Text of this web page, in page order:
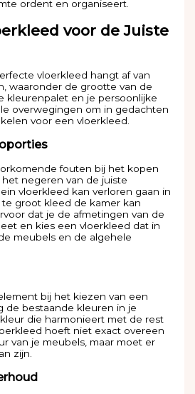
ordent en organiseert.
voor de Juiste
vloerkleed hangt af van
waaronder de grootte van de
kleurenpalet en je persoonlijke
overwegingen om in gedachten
voor een vloerkleed.
fouten bij het kopen
negeren van de juiste
vloerkleed kan verloren gaan in
groot kleed de kamer kan
dat je de afmetingen van de
en kies een vloerkleed dat in
meubels en de algehele
bij het kiezen van een
de bestaande kleuren in je
die harmonieert met de rest
hoeft niet exact overeen
van je meubels, maar moet er
zijn.